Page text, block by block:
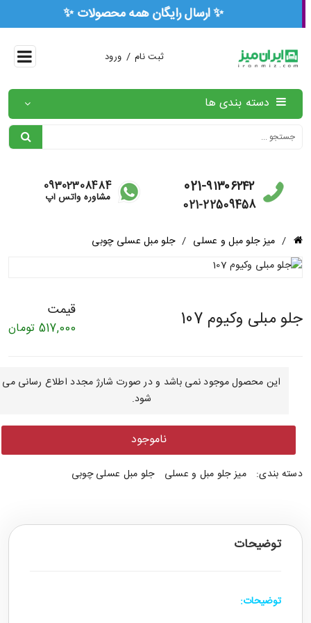
ثبت نام / ورود
دسته بندی ها
021-۹۱۳۰۶۲۴۲
021-22509458
09302308484
مشاوره واتس آپ
میز جلو مبل و عسلی جلو مبل عسلی چوبی
جلو مبلی وکیوم 107 قیمت
517,000تومان
این محصول موجود نمی باشد و در صورت شارژ مجدد اطلاع رسانی می
شود.
ناموجود
دسته بندی: میز جلو مبل و عسلی جلو مبل عسلی چوبی
توضیحات
توضیحات: